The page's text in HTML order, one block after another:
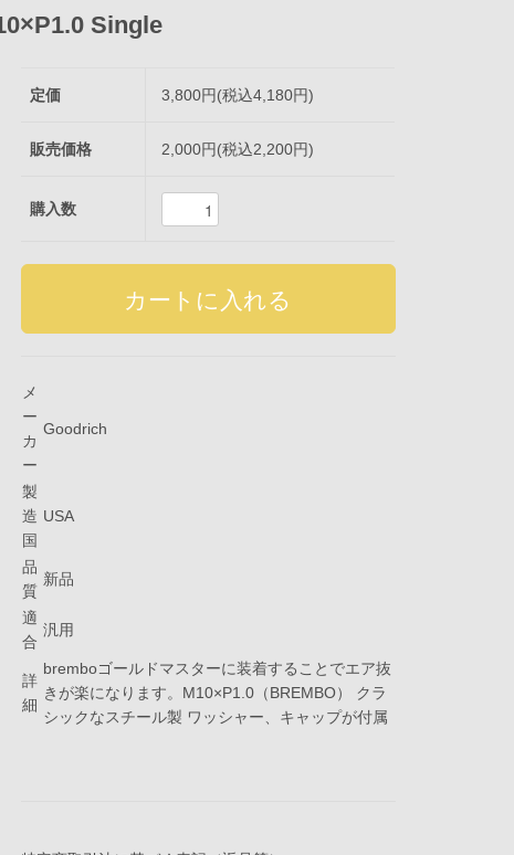
Single
定価 3,800円(税込4,180円)
販売価格 2,000円(税込2,200円)
購入数
メ
ー
カ
ー
Goodrich
製
造
国
USA
品
質
新品
適
合
汎用
詳
細
bremboゴールドマスターに装着することでエア抜
きが楽になります。M10×P1.0（BREMBO） クラ
シックなスチール製 ワッシャー、キャップが付属